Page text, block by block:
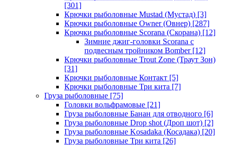
[301]
Крючки рыболовные Mustad (Мустад) [3]
Крючки рыболовные Owner (Овнер) [287]
Крючки рыболовные Scorana (Скорана) [12]
Зимние джиг-головки Scorana с
подвесным тройником Bomber[12]
Крючки рыболовные Trout Zone (Траут Зон)
[31]
Крючки рыболовные Контакт [5]
Крючки рыболовные Три кита [7]
Груза рыболовные [75]
Головки вольфрамовые [21]
Груза рыболовные Банан для отводного [6]
Груза рыболовные Drop shot (Дроп шот) [2]
Груза рыболовные Kosadaka (Косадака) [20]
Груза рыболовные Три кита [26]